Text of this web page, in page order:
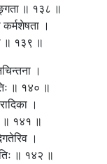
॥ १३८ ॥
।
॥ १३९ ॥
।
॥ १४० ॥
।
॥ १४१ ॥
।
॥ १४२ ॥